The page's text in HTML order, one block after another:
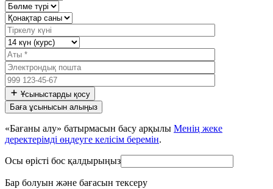
Ұсыныстарды қосу
«Бағаны алу» батырмасын басу арқылы Менің жеке
деректерімді өңдеуге келісім беремін.
Осы өрісті бос қалдырыңыз
Бар болуын және бағасын тексеру